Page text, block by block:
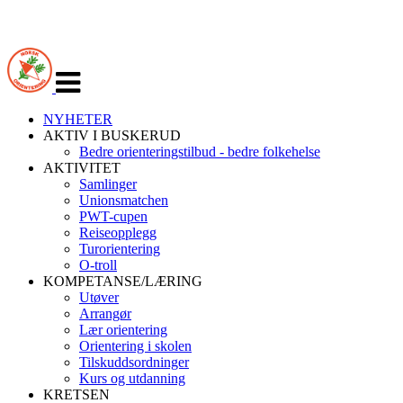
navigasjon
NYHETER
AKTIV I BUSKERUD
Bedre orienteringstilbud - bedre folkehelse
AKTIVITET
Samlinger
Unionsmatchen
PWT-cupen
Reiseopplegg
Turorientering
O-troll
KOMPETANSE/LÆRING
Utøver
Arrangør
Lær orientering
Orientering i skolen
Tilskuddsordninger
Kurs og utdanning
KRETSEN